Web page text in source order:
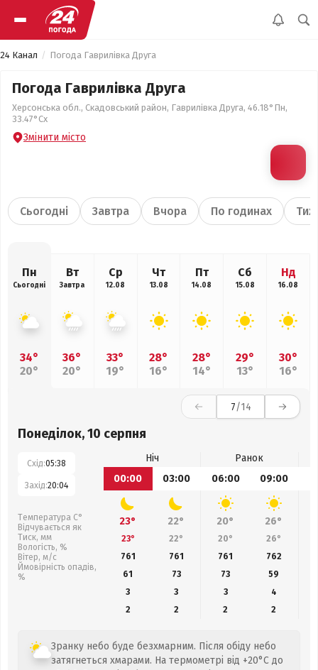
24 Канал Погода Гаврилівка Друга
Погода Гаврилівка Друга
Херсонська обл., Скадовський район, Гаврилівка Друга, 46.18°Пн,
33.47°Сх
Змінити місто
Сьогодні Завтра Вчора По годинах
Пн
Сьогодні
34°
20°
Вт
Завтра
36°
20°
Ср
12.08
33°
19°
Чт
13.08
28°
16°
Пт
14.08
28°
14°
Сб
15.08
29°
13°
Нд
16.08
30°
16°
7/14
Понеділок, 10 серпня
Схід:05:38
Захід:20:04
Температура С°
Відчувається як
Тиск, мм
Вологість, %
Вітер, м/с
Ймовірність опадів,
%
Ніч
Ранок
00:00
03:00 06:00 09:00
23° 22° 20° 26°
23° 22° 20° 26°
761
761 761 762
61
73 73
59
3
3 3
4
2
2 2 2
Зранку небо буде безхмарним. Після обіду небо
затягнеться хмарами. На термометрі від +20°C до